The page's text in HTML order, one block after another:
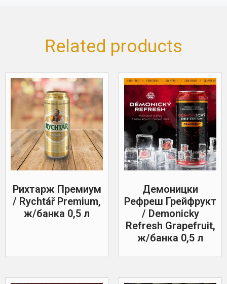
Related products
Рихтарж Премиум
/ Rychtář Premium,
ж/банка 0,5 л
Демоницки
Рефреш Грейфрукт
/ Demonicky
Refresh Grapefruit,
ж/банка 0,5 л